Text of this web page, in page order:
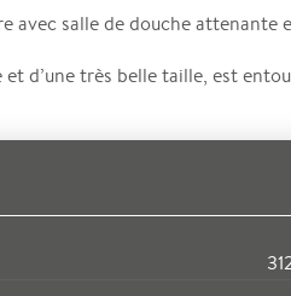
avec salle de douche
et d’une très belle taille, est